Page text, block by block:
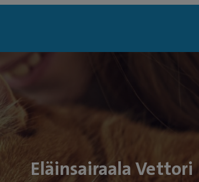
Eläinsairaala Vettori